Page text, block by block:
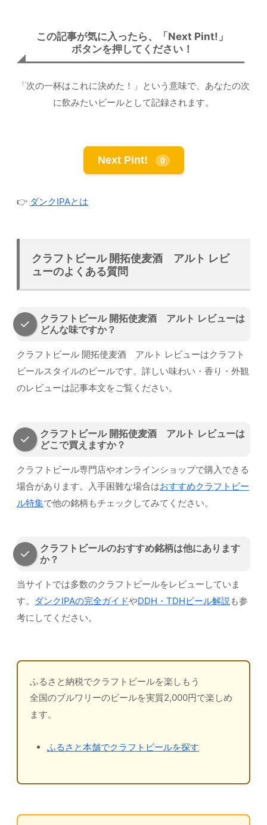
この記事が気に入ったら、「Next Pint!」
ボタンを押してください！
「次の一杯はこれに決めた！」という意味で、あなたの次
に飲みたいビールとして記録されます。
Next Pint! 0
👉 ダンクIPAとは
クラフトビール 開拓使麦酒 アルト レビ
ューのよくある質問
クラフトビール 開拓使麦酒 アルト レビューは
どんな味ですか？
クラフトビール 開拓使麦酒 アルト レビューはクラフト
ビールスタイルのビールです。詳しい味わい・香り・外観
のレビューは記事本文をご覧ください。
クラフトビール 開拓使麦酒 アルト レビューは
どこで買えますか？
クラフトビール専門店やオンラインショップで購入できる
場合があります。入手困難な場合はおすすめクラフトビー
ル特集で他の銘柄もチェックしてみてください。
クラフトビールのおすすめ銘柄は他にあります
か？
当サイトでは多数のクラフトビールをレビューしていま
す。
ダンクIPAの完全ガイドやDDH・TDHビール解説も参
考にしてください。
ふるさと納税でクラフトビールを楽しもう
全国のブルワリーのビールを実質2,000円で楽しめ
ます。
ふるさと本舗でクラフトビールを探す